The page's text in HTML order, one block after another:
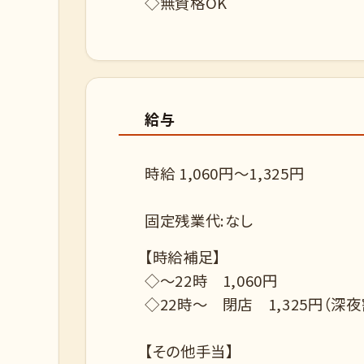
給与
時給 1,060円～1,325円
固定残業代:なし
【時給補足】
◇～22時 1,060円
◇22時～ 閉店 1,325円（深夜
【その他手当】